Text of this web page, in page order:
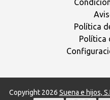
Política
Política
Copyright 2026 Suena e hijos,